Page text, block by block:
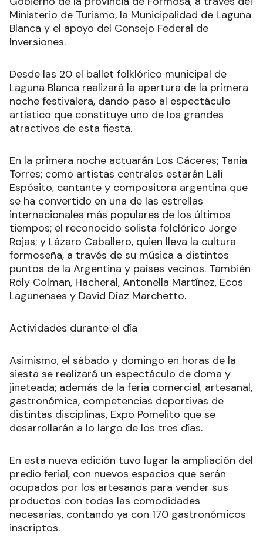
Ministerio de Turismo, la Municipalidad de Laguna
Blanca y el apoyo del Consejo Federal de
Inversiones.
Desde las 20 el ballet folklórico municipal de
Laguna Blanca realizará la apertura de la primera
noche festivalera, dando paso al espectáculo
artístico que constituye uno de los grandes
atractivos de esta fiesta.
En la primera noche actuarán Los Cáceres; Tania
Torres; como artistas centrales estarán Lali
Espósito, cantante y compositora argentina que
se ha convertido en una de las estrellas
internacionales más populares de los últimos
tiempos; el reconocido solista folclórico Jorge
Rojas; y Lázaro Caballero, quien lleva la cultura
formoseña, a través de su música a distintos
puntos de la Argentina y países vecinos. También
Roly Colman, Hacheral, Antonella Martínez, Ecos
Lagunenses y David Díaz Marchetto.
Actividades durante el día
Asimismo, el sábado y domingo en horas de la
siesta se realizará un espectáculo de doma y
jineteada; además de la feria comercial, artesanal,
gastronómica, competencias deportivas de
distintas disciplinas, Expo Pomelito que se
desarrollarán a lo largo de los tres días.
En esta nueva edición tuvo lugar la ampliación del
predio ferial, con nuevos espacios que serán
ocupados por los artesanos para vender sus
productos con todas las comodidades
necesarias, contando ya con 170 gastronómicos
inscriptos.